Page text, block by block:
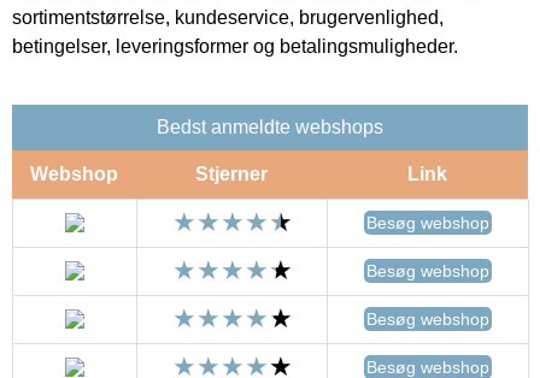
sortimentstørrelse, kundeservice, brugervenlighed,
betingelser, leveringsformer og betalingsmuligheder.
Bedst anmeldte webshops
Webshop Stjerner Link
Besøg webshop
Besøg webshop
Besøg webshop
Besøg webshop